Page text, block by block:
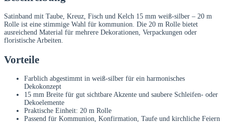
Menge
Satinband mit Taube, Kreuz, Fisch und Kelch 15 mm weiß-silber – 20 m
Rolle ist eine stimmige Wahl für kommunion. Die 20 m Rolle bietet
ausreichend Material für mehrere Dekorationen, Verpackungen oder
floristische Arbeiten.
Vorteile
Farblich abgestimmt in weiß-silber für ein harmonisches
Dekokonzept
15 mm Breite für gut sichtbare Akzente und saubere Schleifen- oder
Dekoelemente
Praktische Einheit: 20 m Rolle
Passend für Kommunion, Konfirmation, Taufe und kirchliche Feiern